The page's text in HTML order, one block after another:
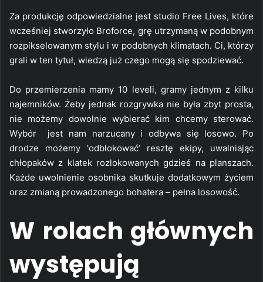
Za produkcję odpowiedzialne jest studio Free Lives, które
wcześniej stworzyło Broforce, grę utrzymaną w podobnym
rozpikselowanym stylu i w podobnych klimatach. Ci, którzy
grali w ten tytuł, wiedzą już czego mogą się spodziewać.
Do przemierzenia mamy 10 leveli, gramy jednym z kilku
najemników. Żeby jednak rozgrywka nie była zbyt prosta,
nie możemy dowolnie wybierać kim chcemy sterować.
Wybór jest nam narzucany i odbywa się losowo. Po
drodze możemy 'odblokować’ resztę ekipy, uwalniając
chłopaków z klatek rozlokowanych gdzieś na planszach.
Każde uwolnienie osobnika skutkuje dodatkowym życiem
oraz zmianą prowadzonego bohatera – pełna losowość.
W rolach głównych
występują